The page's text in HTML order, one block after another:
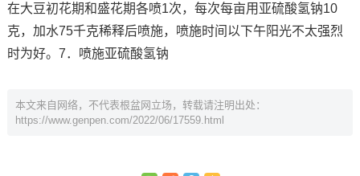
在大豆初花期和盛花期各喷1次，每次每亩用亚硫酸氢钠10
克，加水75千克稀释后喷施，喷施时间以下午阳光不太强烈
时为好。7．喷施亚硫酸氢钠
本文来自网络，不代表根盆网立场，转载请注明出处：
https://www.genpen.com/2022/06/17559.html